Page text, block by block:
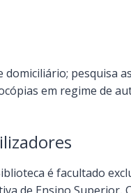
pesquisa
em regime de
é facultado